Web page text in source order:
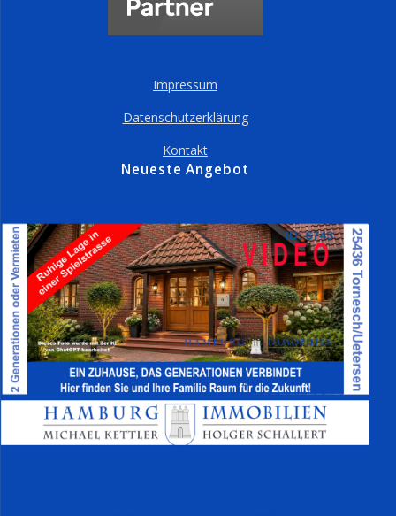
Impressum
Datenschutzerklärung
Kontakt
Neueste Angebot